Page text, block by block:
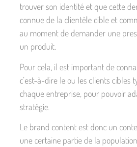
trouver son identité et que cette
connue de la clientèle cible et
au moment de demander une
un produit.
Pour cela, il est important de
c’est-à-dire le ou les clients cibles
chaque entreprise, pour pouvoir
stratégie.
Le brand content est donc un
une certaine partie de la